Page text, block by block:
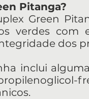
Pitanga?
Green
verdes com
dos
inclui